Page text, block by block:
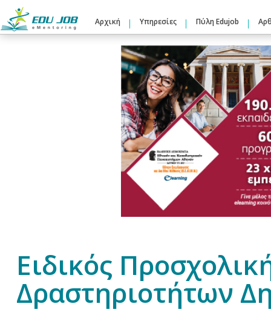
Αρχική Υπηρεσίες Πύλη Edujob
Ειδικός
Δραστηριοτήτων